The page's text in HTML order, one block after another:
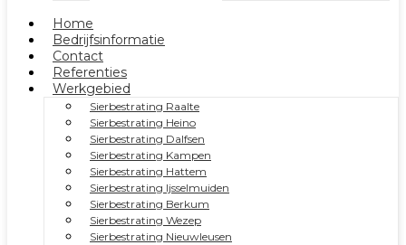
Home
Bedrijfsinformatie
Contact
Referenties
Werkgebied
Sierbestrating Raalte
Sierbestrating Heino
Sierbestrating Dalfsen
Sierbestrating Kampen
Sierbestrating Hattem
Sierbestrating Ijsselmuiden
Sierbestrating Berkum
Sierbestrating Wezep
Sierbestrating Nieuwleusen